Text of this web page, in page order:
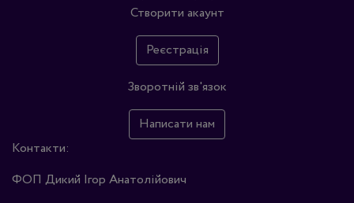
Створити акаунт
Реєстрація
Зворотній зв'язок
Написати нам
Контакти:
ФОП Дикий Ігор Анатолійович